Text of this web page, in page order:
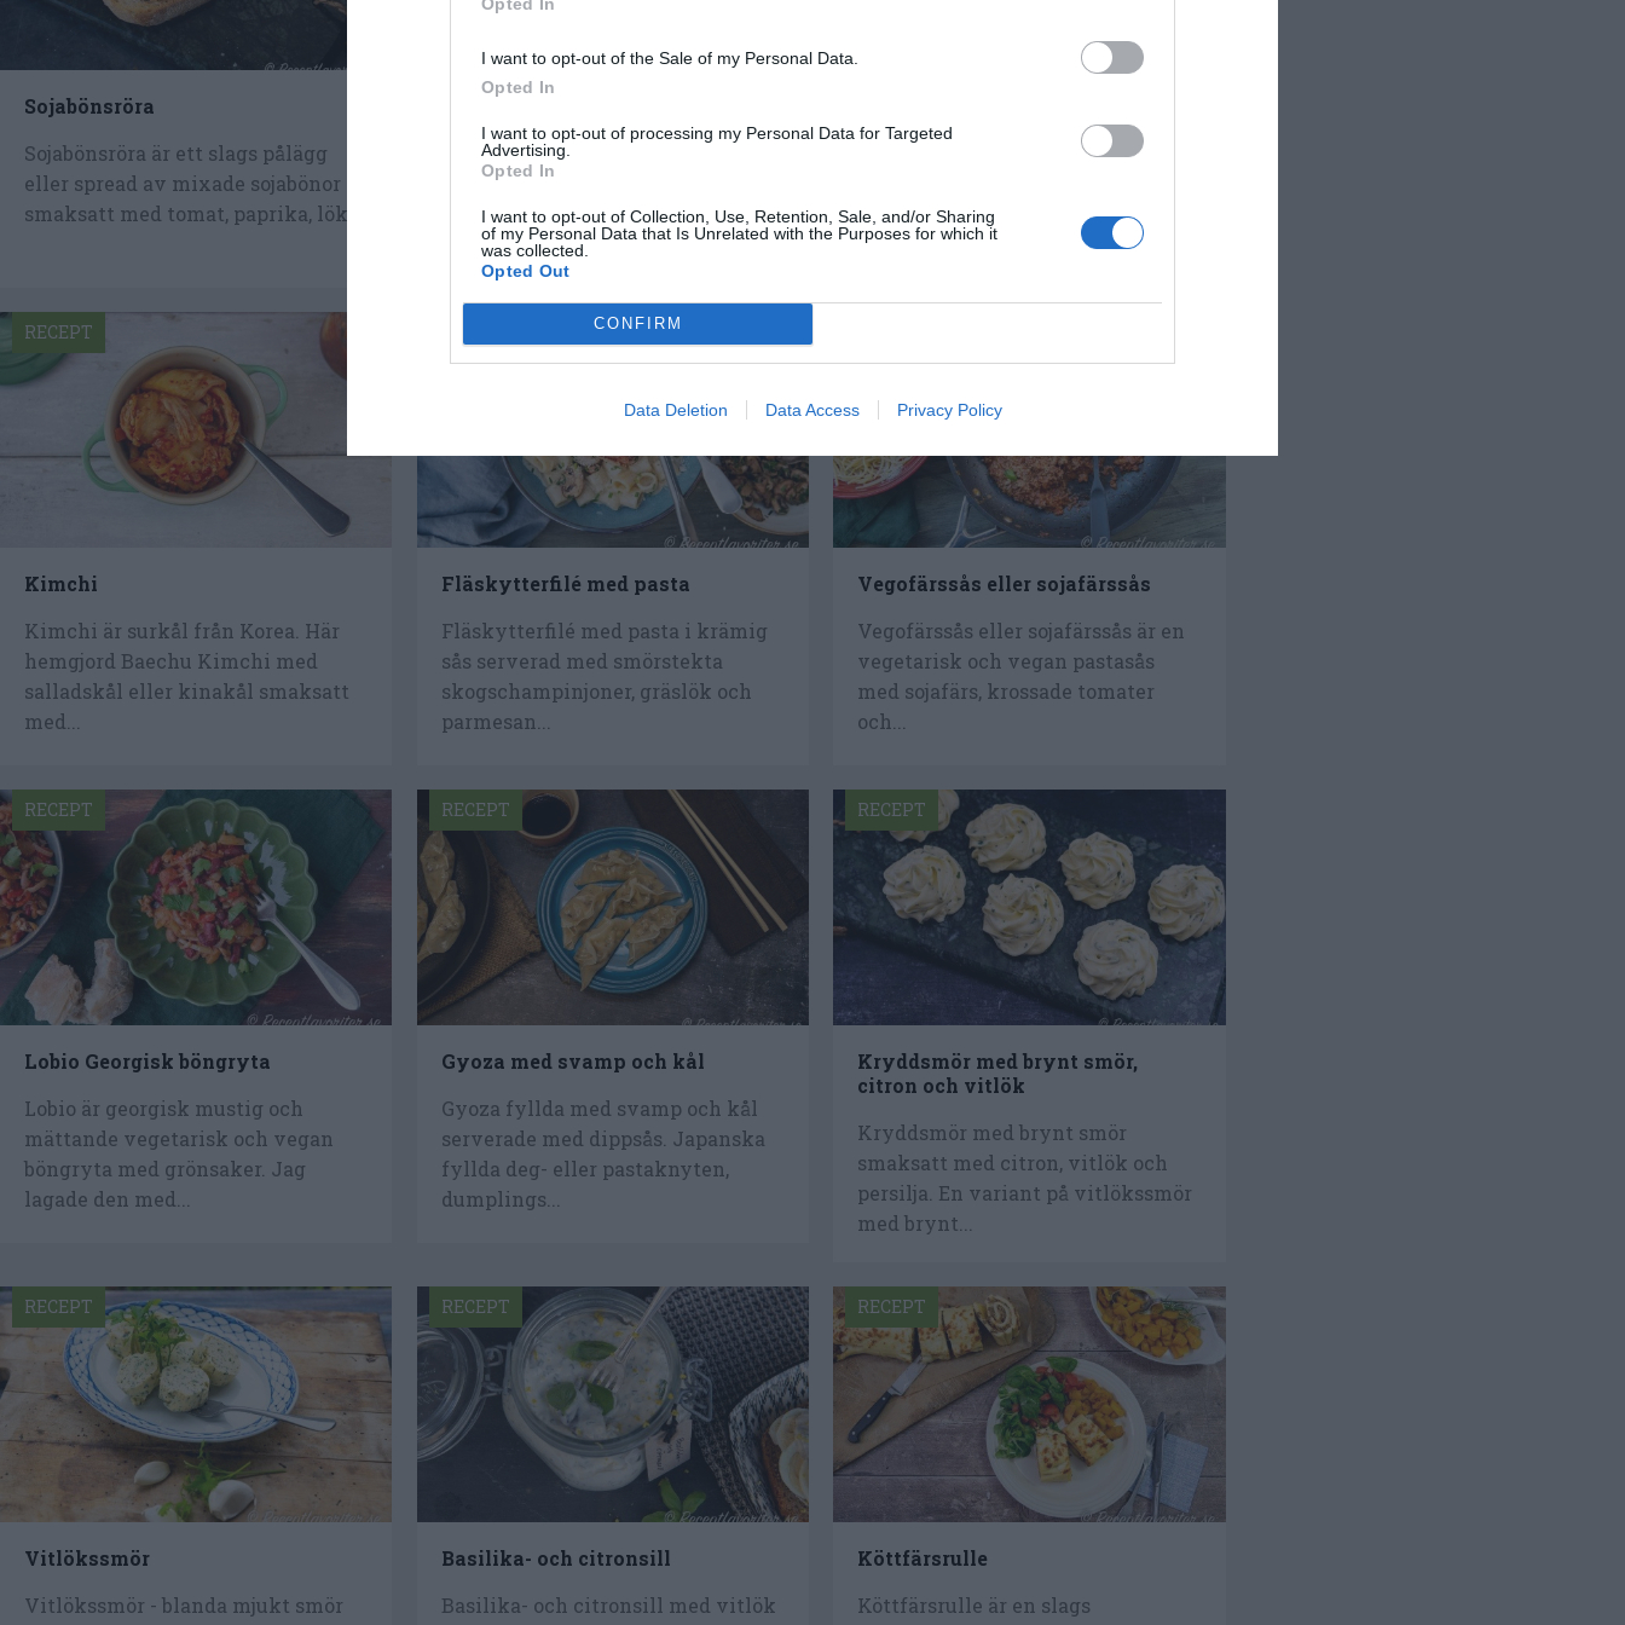
I want to opt-out of the Sale of my Personal Data.
Opted In
I want to opt-out of processing my Personal Data for Targeted
Advertising.
Opted In
I want to opt-out of Collection, Use, Retention, Sale, and/or Sharing
of my Personal Data that Is Unrelated with the Purposes for which it
was collected.
Opted Out
CONFIRM
Data Deletion Data Access Privacy Policy
Sojabönsröra
Sojabönsröra är ett slags pålägg
eller spread av mixade sojabönor
smaksatt med tomat, paprika, lök,...
Vit bönröra eller bönsås med
tahini, mixade vita bönor som
Cannellini-bönor, olivolja, citron
och...
Dijonnaise är en kall sås av
smaksätts med Dijonsenap, vitlök,
citron...
Kimchi
Kimchi är surkål från Korea. Här
hemgjord Baechu Kimchi med
salladskål eller kinakål smaksatt
med...
RECEPT
Fläskytterfilé med pasta
Fläskytterfilé med pasta i krämig
sås serverad med smörstekta
skogschampinjoner, gräslök och
parmesan...
Vegofärssås eller sojafärssås
Vegofärssås eller sojafärssås är en
vegetarisk och vegan pastasås
med sojafärs, krossade tomater
och...
Lobio Georgisk böngryta
Lobio är georgisk mustig och
mättande vegetarisk och vegan
böngryta med grönsaker. Jag
lagade den med...
RECEPT
Gyoza med svamp och kål
Gyoza fyllda med svamp och kål
serverade med dippsås. Japanska
fyllda deg- eller pastaknyten,
dumplings...
RECEPT
Kryddsmör med brynt smör,
citron och vitlök
Kryddsmör med brynt smör
smaksatt med citron, vitlök och
persilja. En variant på vitlökssmör
med brynt...
RECEPT
Vitlökssmör
Vitlökssmör - blanda mjukt smör
RECEPT
Basilika- och citronsill
Basilika- och citronsill med vitlök
RECEPT
Köttfärsrulle
Köttfärsrulle är en slags
RECEPT